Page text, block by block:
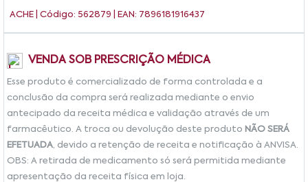
ACHE | Código: 562879 | EAN: 7896181916437
VENDA SOB PRESCRIÇÃO MÉDICA
Esse produto é comercializado de forma controlada e a
conclusão da compra será realizada mediante o envio
antecipado da receita médica e validação através de um
farmacêutico. A troca ou devolução deste produto NÃO SERÁ
EFETUADA, devido a retenção de receita e notificação à ANVISA.
OBS: A retirada de medicamento só será permitida mediante
apresentação da receita física em loja.